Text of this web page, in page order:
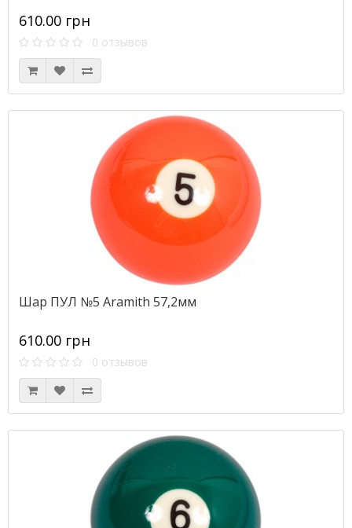
610.00 грн
0 отзывов
Шар ПУЛ №5 Aramith 57,2мм
610.00 грн
0 отзывов